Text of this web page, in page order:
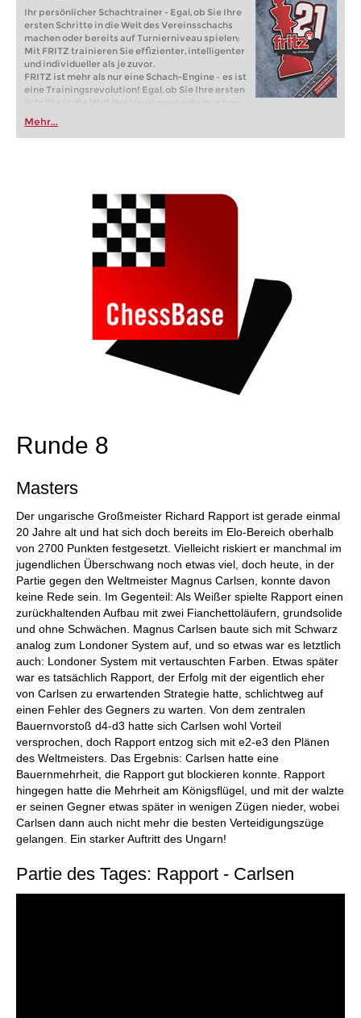
Ihr persönlicher Schachtrainer - Egal, ob Sie Ihre
ersten Schritte in die Welt des Vereinsschachs
machen oder bereits auf Turnierniveau spielen:
Mit FRITZ trainieren Sie effizienter, intelligenter
und individueller als je zuvor.
FRITZ ist mehr als nur eine Schach-Engine – es ist
eine Trainingsrevolution! Egal, ob Sie Ihre ersten
Schritte in die Welt des Vereinsschachs machen
oder bereits auf Turnierniveau spielen: Mit
FRITZ trainieren Sie effizienter, intelligenter und
individueller als je zuvor.
Mehr...
Runde 8
Masters
Der ungarische Großmeister Richard Rapport ist gerade einmal
20 Jahre alt und hat sich doch bereits im Elo-Bereich oberhalb
von 2700 Punkten festgesetzt. Vielleicht riskiert er manchmal im
jugendlichen Überschwang noch etwas viel, doch heute, in der
Partie gegen den Weltmeister Magnus Carlsen, konnte davon
keine Rede sein. Im Gegenteil: Als Weißer spielte Rapport einen
zurückhaltenden Aufbau mit zwei Fianchettoläufern, grundsolide
und ohne Schwächen. Magnus Carlsen baute sich mit Schwarz
analog zum Londoner System auf, und so etwas war es letztlich
auch: Londoner System mit vertauschten Farben. Etwas später
war es tatsächlich Rapport, der Erfolg mit der eigentlich eher
von Carlsen zu erwartenden Strategie hatte, schlichtweg auf
einen Fehler des Gegners zu warten. Von dem zentralen
Bauernvorstoß d4-d3 hatte sich Carlsen wohl Vorteil
versprochen, doch Rapport entzog sich mit e2-e3 den Plänen
des Weltmeisters. Das Ergebnis: Carlsen hatte eine
Bauernmehrheit, die Rapport gut blockieren konnte. Rapport
hingegen hatte die Mehrheit am Königsflügel, und mit der walzte
er seinen Gegner etwas später in wenigen Zügen nieder, wobei
Carlsen dann auch nicht mehr die besten Verteidigungszüge
gelangen. Ein starker Auftritt des Ungarn!
Partie des Tages: Rapport - Carlsen